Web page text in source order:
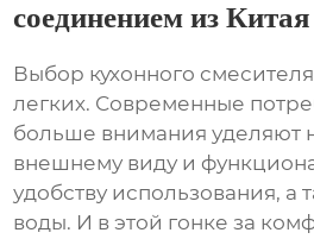
соединением из Китая
Выбор кухонного
легких. Современные
больше внимания уделяют
внешнему виду и
удобству использования, а
воды. И в этой гонке за